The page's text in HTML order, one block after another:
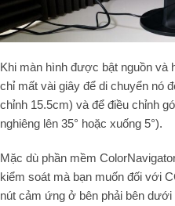
Khi màn hình được bật nguồn và
chỉ mất vài giây để di chuyển nó
chỉnh 15.5cm) và để điều chỉnh
nghiêng lên 35° hoặc xuống 5°).
Mặc dù phần mềm
kiểm soát mà bạn muốn đối với
nút cảm ứng ở bên phải bên